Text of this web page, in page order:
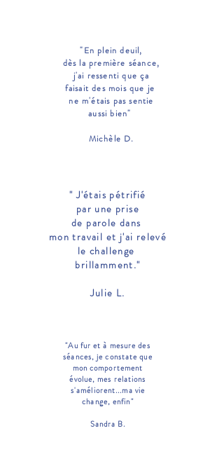
"En plein deuil,
dès la première séance,
j'ai ressenti que ça
faisait des mois que je
ne m'étais pas sentie
aussi bien"
Michèle D.
" J'étais pétrifié
par une prise
de parole dans
mon travail et j'ai relevé
le challenge
brillamment."
Julie L.
"Au fur et à mesure des
séances, je constate que
mon comportement
évolue, mes relations
s'améliorent...ma vie
change, enfin"
Sandra B.